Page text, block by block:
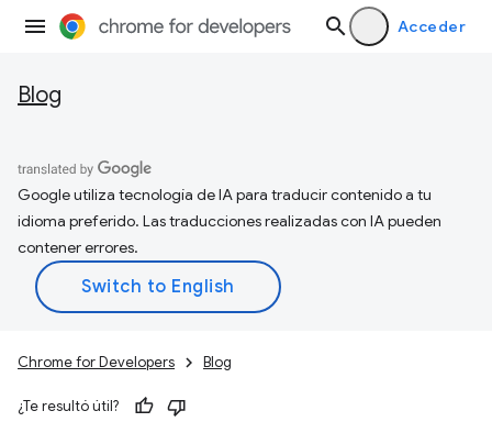
Acceder
Blog
Google utiliza tecnología de IA para traducir contenido a tu
idioma preferido. Las traducciones realizadas con IA pueden
contener errores.
Chrome for Developers Blog
¿Te resultó útil?